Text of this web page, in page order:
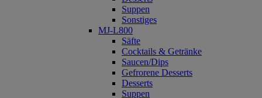
Suppen
Sonstiges
MJ-L800
Säfte
Cocktails & Getränke
Saucen/Dips
Gefrorene Desserts
Desserts
Suppen